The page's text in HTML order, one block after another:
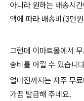
아니라 원하는 배송시
액에 따라 배송비(3만
그런데 이마트몰에서
송비를 아낄 수 있습니
얼마전까지는 자주 무
가끔 발급해 주네요.